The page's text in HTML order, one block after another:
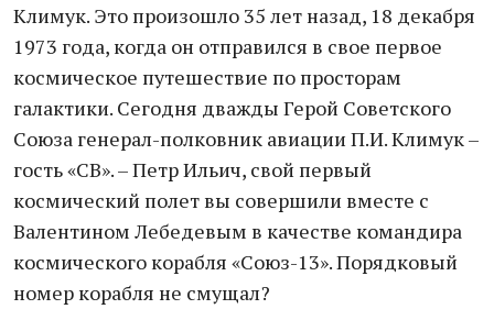
Климук. Это произошло 35 лет назад, 18 декабря
1973 года, когда он отправился в свое первое
космическое путешествие по просторам
галактики. Сегодня дважды Герой Советского
Союза генерал-полковник авиации П.И. Климук –
гость «СВ». – Петр Ильич, свой первый
космический полет вы совершили вместе с
Валентином Лебедевым в качестве командира
космического корабля «Союз-13». Порядковый
номер корабля не смущал?